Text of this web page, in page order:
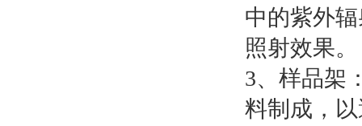
中的紫外
照射效果。
3、样品架
料制成，